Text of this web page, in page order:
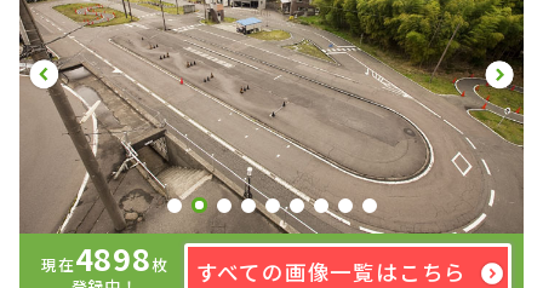
現在4898枚
すべての画像一覧はこちら